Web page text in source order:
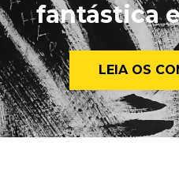
fantástica
LEIA OS